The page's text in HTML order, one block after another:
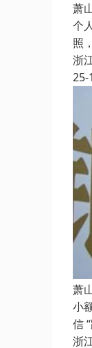
萧
个
照
浙
25-
萧
小
信
浙